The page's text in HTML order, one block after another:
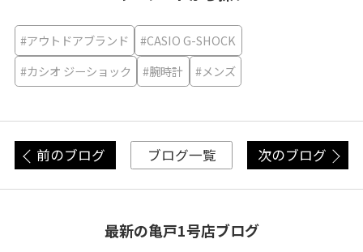
#アウトドアブランド
#CASIO G-SHOCK
#カシオ ジーショック
#腕時計 #メンズ
前のブログ ブログ一覧 次のブログ
最新の亀戸1号店ブログ